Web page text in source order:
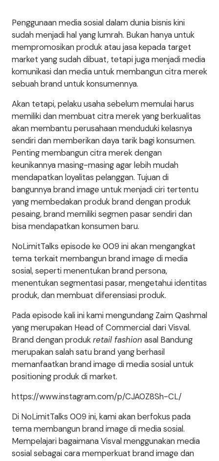
Penggunaan media sosial dalam dunia bisnis kini
sudah menjadi hal yang lumrah. Bukan hanya untuk
mempromosikan produk atau jasa kepada target
market yang sudah dibuat, tetapi juga menjadi media
komunikasi dan media untuk membangun citra merek
sebuah brand untuk konsumennya.
Akan tetapi, pelaku usaha sebelum memulai harus
memiliki dan membuat citra merek yang berkualitas
akan membantu perusahaan menduduki kelasnya
sendiri dan memberikan daya tarik bagi konsumen.
Penting membangun citra merek dengan
keunikannya masing-masing agar lebih mudah
mendapatkan loyalitas pelanggan. Tujuan di
bangunnya brand image untuk menjadi ciri tertentu
yang membedakan produk brand dengan produk
pesaing, brand memiliki segmen pasar sendiri dan
bisa mendapatkan konsumen baru.
NoLimitTalks episode ke 009 ini akan mengangkat
tema terkait membangun brand image di media
sosial, seperti menentukan brand persona,
menentukan segmentasi pasar, mengetahui identitas
produk, dan membuat diferensiasi produk.
Pada episode kali ini kami mengundang Zaim Qashmal
yang merupakan Head of Commercial dari Visval.
Brand dengan produkretail fashion asal Bandung
merupakan salah satu brand yang berhasil
memanfaatkan brand image di media sosial untuk
positioning produk di market.
https://www.instagram.com/p/CJA0Z8Sh-CL/
Di NoLimitTalks 009 ini, kami akan berfokus pada
tema membangun brand image di media sosial.
Mempelajari bagaimana Visval menggunakan media
sosial sebagai cara memperkuat brand image dan